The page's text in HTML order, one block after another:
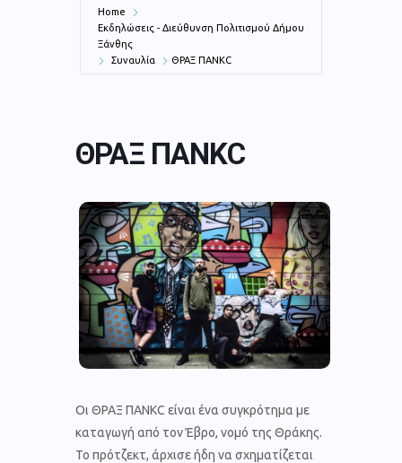
Home
Εκδηλώσεις - Διεύθυνση Πολιτισμού Δήμου
Ξάνθης
Συναυλία
ΘΡΑΞ ΠΑΝΚC
ΘΡΑΞ ΠΑΝΚC
Οι ΘΡΑΞ ΠΑΝΚC είναι ένα συγκρότημα με
καταγωγή από τον Έβρο, νομό της Θράκης.
Το πρότζεκτ, άρχισε ήδη να σχηματίζεται